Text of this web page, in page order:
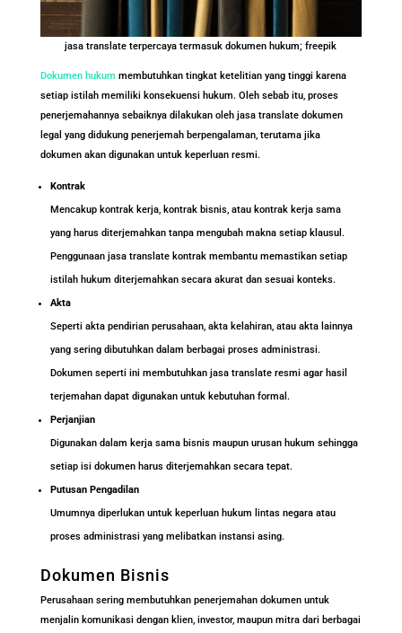
jasa translate terpercaya termasuk dokumen hukum; freepik
Dokumen hukum membutuhkan tingkat ketelitian yang tinggi karena
setiap istilah memiliki konsekuensi hukum. Oleh sebab itu, proses
penerjemahannya sebaiknya dilakukan oleh jasa translate dokumen
legal yang didukung penerjemah berpengalaman, terutama jika
dokumen akan digunakan untuk keperluan resmi.
Kontrak
Mencakup kontrak kerja, kontrak bisnis, atau kontrak kerja sama
yang harus diterjemahkan tanpa mengubah makna setiap klausul.
Penggunaan jasa translate kontrak membantu memastikan setiap
istilah hukum diterjemahkan secara akurat dan sesuai konteks.
Akta
Seperti akta pendirian perusahaan, akta kelahiran, atau akta lainnya
yang sering dibutuhkan dalam berbagai proses administrasi.
Dokumen seperti ini membutuhkan jasa translate resmi agar hasil
terjemahan dapat digunakan untuk kebutuhan formal.
Perjanjian
Digunakan dalam kerja sama bisnis maupun urusan hukum sehingga
setiap isi dokumen harus diterjemahkan secara tepat.
Putusan Pengadilan
Umumnya diperlukan untuk keperluan hukum lintas negara atau
proses administrasi yang melibatkan instansi asing.
Dokumen Bisnis
Perusahaan sering membutuhkan penerjemahan dokumen untuk
menjalin komunikasi dengan klien, investor, maupun mitra dari berbagai